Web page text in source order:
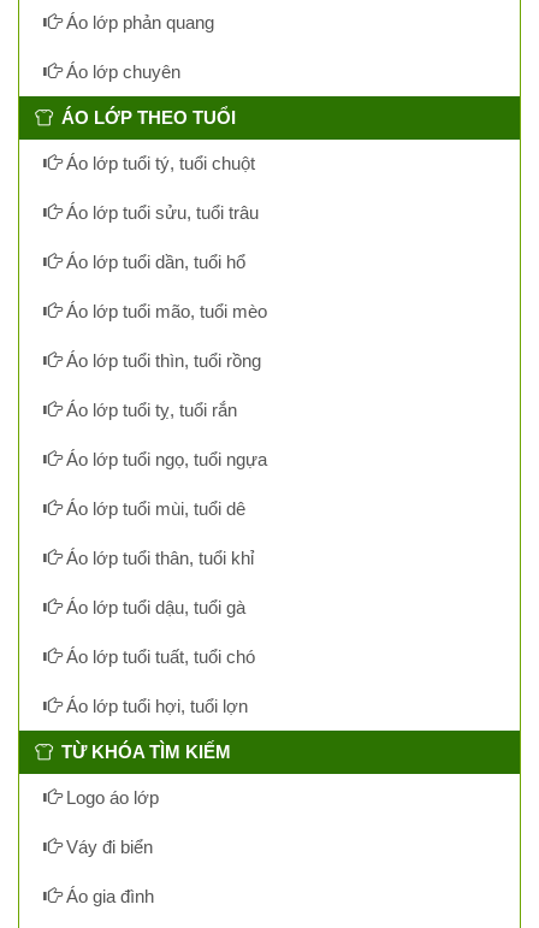
Áo lớp phản quang
Áo lớp chuyên
ÁO LỚP THEO TUỔI
Áo lớp tuổi tý, tuổi chuột
Áo lớp tuổi sửu, tuổi trâu
Áo lớp tuổi dần, tuổi hổ
Áo lớp tuổi mão, tuổi mèo
Áo lớp tuổi thìn, tuổi rồng
Áo lớp tuổi tỵ, tuổi rắn
Áo lớp tuổi ngọ, tuổi ngựa
Áo lớp tuổi mùi, tuổi dê
Áo lớp tuổi thân, tuổi khỉ
Áo lớp tuổi dậu, tuổi gà
Áo lớp tuổi tuất, tuổi chó
Áo lớp tuổi hợi, tuổi lợn
TỪ KHÓA TÌM KIẾM
Logo áo lớp
Váy đi biển
Áo gia đình